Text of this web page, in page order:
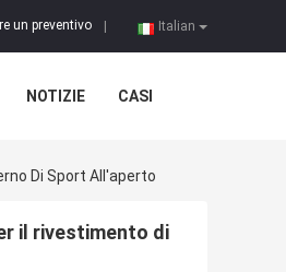
Italian
un preventivo
NOTIZIE CASI
Di Sport All'aperto
il rivestimento di